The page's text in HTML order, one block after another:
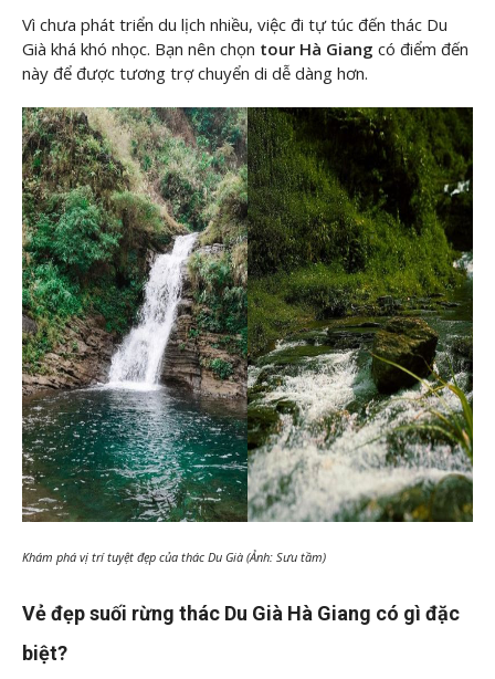
Vì chưa phát triển du lịch nhiều, việc đi tự túc đến thác Du
Già khá khó nhọc. Bạn nên chọn tour Hà Giang có điểm đến
này để được tương trợ chuyển di dễ dàng hơn.
Khám phá vị trí tuyệt đẹp của thác Du Già (Ảnh: Sưu tầm)
Vẻ đẹp suối rừng thác Du Già Hà Giang có gì đặc
biệt?